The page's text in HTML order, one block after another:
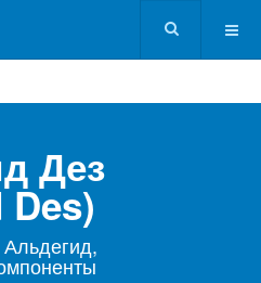
Дез